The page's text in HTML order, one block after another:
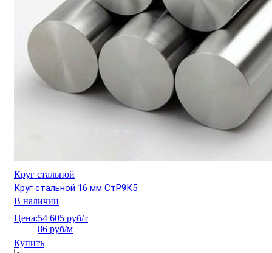
Круг стальной
Круг стальной 16 мм СтР9К5
В наличии
Цена:54 605 руб/т
86 руб/м
Купить